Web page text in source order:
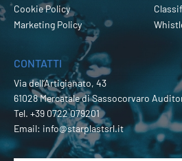
Cookie Policy
Marketing Policy
CONTATTI
Via dell’Artigianato, 43
61028 Mercatale di Sassocorvaro
Tel. +39 0722 079201
Email: info@starplastsrl.it